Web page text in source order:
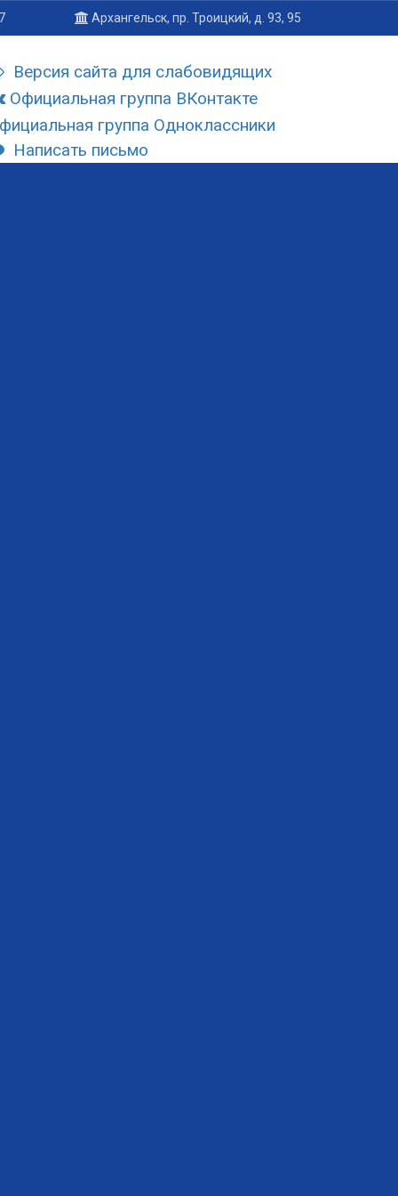
Архангельск, пр. Троицкий, д. 93, 95
Версия сайта для слабовидящих
Официальная группа ВКонтакте
группа Одноклассники
Написать письмо